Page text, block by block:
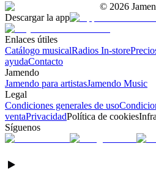
© 2026
Descargar la app
Enlaces útiles
Catálogo musicalRadios In-store
ayudaContacto
Jamendo
Jamendo para artistasJamendo Music
Legal
Condiciones generales de uso
ventaPrivacidadPolítica de cookies
Síguenos